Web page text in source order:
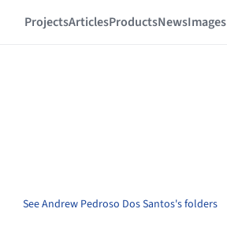
ProjectsArticlesProductsNewsImages
See Andrew Pedroso Dos Santos's folders